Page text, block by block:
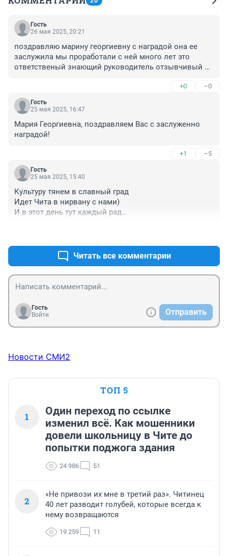
Гость
26 мая 2025, 20:21
поздравляю марину георгиевну с наградой она ее
заслужила мы проработали с ней много лет это
ответственый знающий руководитель отзывчивый
+0 –0
Гость
25 мая 2025, 16:47
Мария Георгиевна, поздравляем Вас с заслуженно
наградой!
+1 –5
Гость
25 мая 2025, 15:40
Культуру тянем в славный град
Идет Чита в нирвану с нами)
И в этот день тут каждый рад
Читать все комментарии
Гость
Войти
Отправить
Новости СМИ2
ТОП 5
1
Один переход по ссылке
изменил всё. Как мошенники
довели школьницу в Чите до
попытки поджога здания
24 986 51
2
«Не привози их мне в третий раз». Читинец
40 лет разводит голубей, которые всегда к
нему возвращаются
19 259 11